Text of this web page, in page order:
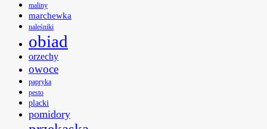
maliny
marchewka
naleśniki
obiad
orzechy
owoce
papryka
pesto
placki
pomidory